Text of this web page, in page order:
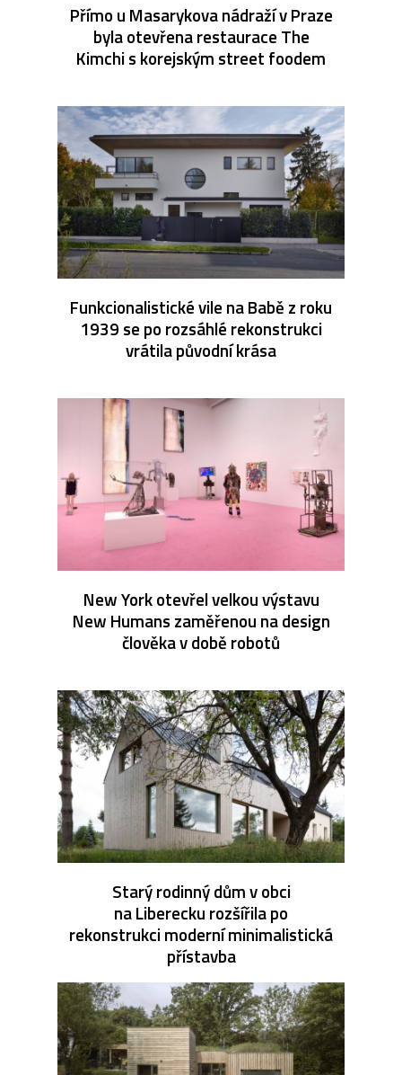
Přímo u Masarykova nádraží v Praze
byla otevřena restaurace The
Kimchi s korejským street foodem
Funkcionalistické vile na Babě z roku
1939 se po rozsáhlé rekonstrukci
vrátila původní krása
New York otevřel velkou výstavu
New Humans zaměřenou na design
člověka v době robotů
Starý rodinný dům v obci
na Liberecku rozšířila po
rekonstrukci moderní minimalistická
přístavba